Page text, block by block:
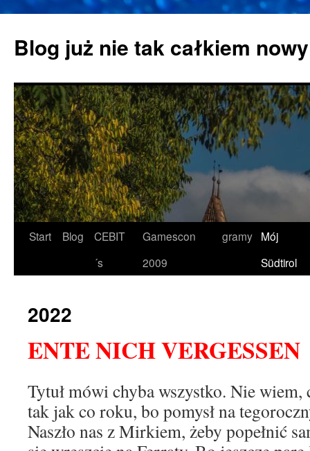
springen
Blog już nie tak całkiem
Start Blog
CEBIT
´s
Gamescon
2009
gramy Mój
Südtirol
2022
ENTE NICH VERGESSEN
Tytuł mówi chyba wszystko. Nie
tak jak co roku, bo pomysł na
Naszło nas z Mirkiem, żeby popełnić